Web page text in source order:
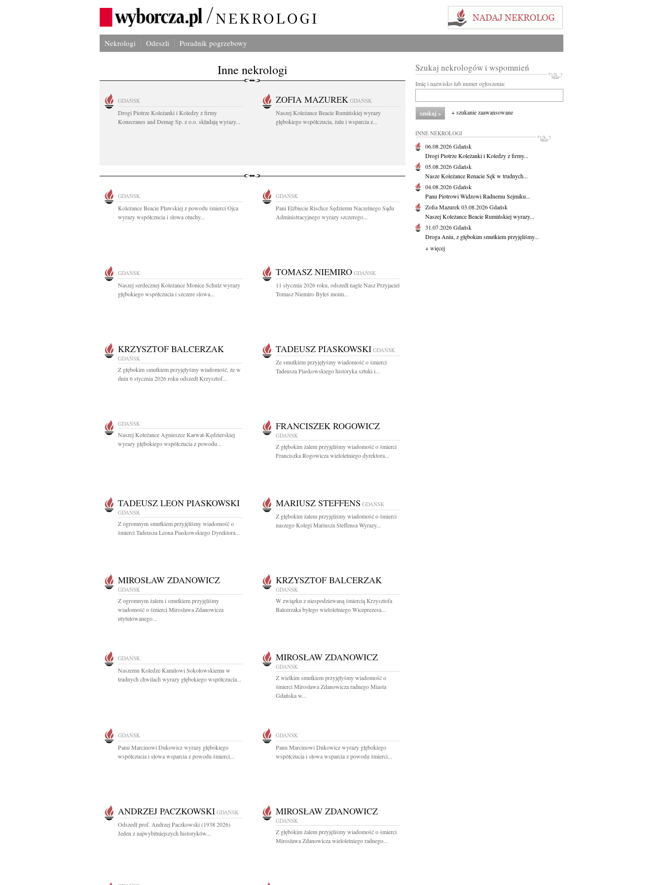
Nekrologi Odeszli Poradnik pogrzebowy
Inne nekrologi
GDAŃSK
Drogi Piotrze Koleżanki i Koledzy z firmy
Konecranes and Demag Sp. z o.o. składają wyrazy...
ZOFIA MAZUREK GDAŃSK
Naszej Koleżance Beacie Rumińskiej wyrazy
głębokiego współczucia, żalu i wsparcia z...
GDAŃSK
Koleżance Beacie Pławskiej z powodu śmierci Ojca
wyrazy współczucia i słowa otuchy...
GDAŃSK
Pani Elżbiecie Rischce Sędziemu Naczelnego Sądu
Administracyjnego wyrazy szczerego...
GDAŃSK
Naszej serdecznej Koleżance Monice Schulz wyrazy
głębokiego współczucia i szczere słowa...
TOMASZ NIEMIRO GDAŃSK
11 stycznia 2026 roku, odszedł nagle Nasz Przyjaciel
Tomasz Niemiro Byłeś moim...
KRZYSZTOF BALCERZAK
GDAŃSK
Z głębokim smutkiem przyjęłyśmy wiadomość, że w
dniu 6 stycznia 2026 roku odszedł Krzysztof...
TADEUSZ PIASKOWSKI GDAŃSK
Ze smutkiem przyjęłyśmy wiadomość o śmierci
Tadeusza Piaskowskiego historyka sztuki i...
GDAŃSK
Naszej Koleżance Agnieszce Karwat-Kędzierskiej
wyrazy głębokiego współczucia z powodu...
FRANCISZEK ROGOWICZ
GDAŃSK
Z głębokim żalem przyjęliśmy wiadomość o śmierci
Franciszka Rogowicza wieloletniego dyrektora...
TADEUSZ LEON PIASKOWSKI
GDAŃSK
Z ogromnym smutkiem przyjęliśmy wiadomość o
śmierci Tadeusza Leona Piaskowskiego Dyrektora...
MARIUSZ STEFFENS GDAŃSK
Z głębokim żalem przyjęliśmy wiadomość o śmierci
naszego Kolegi Mariusza Steffensa Wyrazy...
MIROSŁAW ZDANOWICZ
GDAŃSK
Z ogromnym żalem i smutkiem przyjęliśmy
wiadomość o śmierci Mirosława Zdanowicza
utytułowanego...
KRZYSZTOF BALCERZAK
GDAŃSK
W związku z niespodziewaną śmiercią Krzysztofa
Balcerzaka byłego wieloletniego Wiceprezesa...
GDAŃSK
Naszemu Koledze Kamilowi Sokołowskiemu w
trudnych chwilach wyrazy głębokiego współczucia...
MIROSŁAW ZDANOWICZ
GDAŃSK
Z wielkim smutkiem przyjęłyśmy wiadomość o
śmierci Mirosława Zdanowicza radnego Miasta
Gdańska w...
GDAŃSK
Panu Marcinowi Dukowicz wyrazy głębokiego
współczucia i słowa wsparcia z powodu śmierci...
GDAŃSK
Panu Marcinowi Dukowicz wyrazy głębokiego
współczucia i słowa wsparcia z powodu śmierci...
ANDRZEJ PACZKOWSKI GDAŃSK
Odszedł prof. Andrzej Paczkowski (1938 2026)
Jeden z najwybitniejszych historyków...
MIROSŁAW ZDANOWICZ
GDAŃSK
Z głębokim żalem przyjęliśmy wiadomość o śmierci
Mirosława Zdanowicza wieloletniego radnego...
Szukaj nekrologów i wspomnień
Imię i nazwisko lub numer ogłoszenia:
+ szukanie zaawansowane
INNE NEKROLOGI
06.08.2026Gdańsk
Drogi Piotrze Koleżanki i Koledzy z firmy...
05.08.2026Gdańsk
Nasze Koleżance Renacie Sęk w trudnych...
04.08.2026Gdańsk
Panu Piotrowi Widzowi Radnemu Sejmiku...
Zofia Mazurek03.08.2026Gdańsk
Naszej Koleżance Beacie Rumińskiej wyrazy...
31.07.2026Gdańsk
Droga Aniu, z głębokim smutkiem przyjęliśmy...
+ więcej